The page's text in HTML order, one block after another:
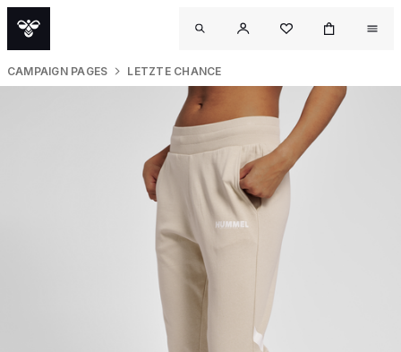
CAMPAIGN PAGES LETZTE CHANCE